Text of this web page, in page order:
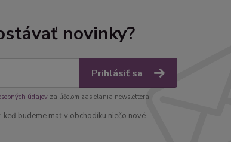
novinky?
Prihlásiť sa
údajovza účelom zasielania newslettera.
keď budeme mať v obchodíku niečo nové.